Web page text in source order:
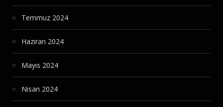
Temmuz 2024
Haziran 2024
Mayıs 2024
Nisan 2024